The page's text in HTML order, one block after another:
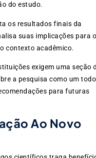
do estudo.
os resultados finais da
suas implicações para o
contexto acadêmico.
exigem uma seção
a pesquisa como um
para futuras
Ao Novo